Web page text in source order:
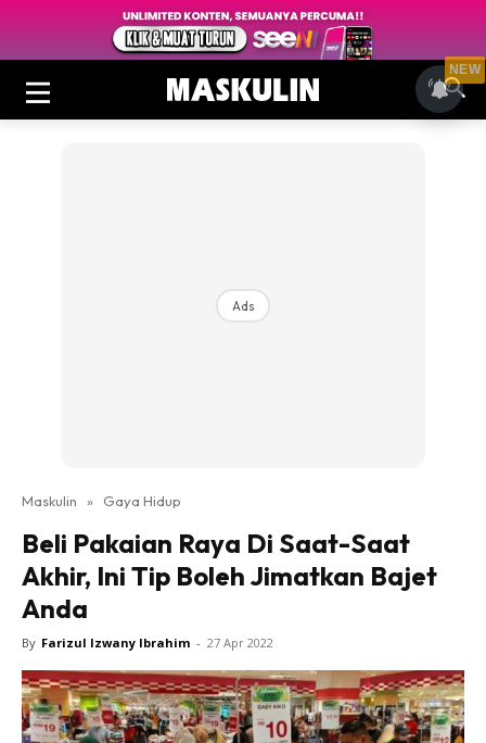
Ads
Maskulin » Gaya Hidup
Beli Pakaian Raya Di Saat-Saat
Akhir, Ini Tip Boleh Jimatkan Bajet
Anda
By Farizul Izwany Ibrahim - 27 Apr 2022
NEW